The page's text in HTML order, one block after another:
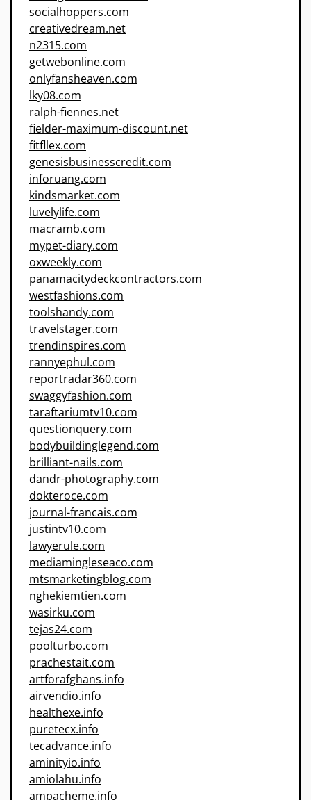
socialhoppers.com
creativedream.net
n2315.com
getwebonline.com
onlyfansheaven.com
lky08.com
ralph-fiennes.net
fielder-maximum-discount.net
fitfllex.com
genesisbusinesscredit.com
inforuang.com
kindsmarket.com
luvelylife.com
macramb.com
mypet-diary.com
oxweekly.com
panamacitydeckcontractors.com
westfashions.com
toolshandy.com
travelstager.com
trendinspires.com
rannyephul.com
reportradar360.com
swaggyfashion.com
taraftariumtv10.com
questionquery.com
bodybuildinglegend.com
brilliant-nails.com
dandr-photography.com
dokteroce.com
journal-francais.com
justintv10.com
lawyerule.com
mediamingleseaco.com
mtsmarketingblog.com
nghekiemtien.com
wasirku.com
tejas24.com
poolturbo.com
prachestait.com
artforafghans.info
airvendio.info
healthexe.info
puretecx.info
tecadvance.info
aminityio.info
amiolahu.info
ampacheme.info